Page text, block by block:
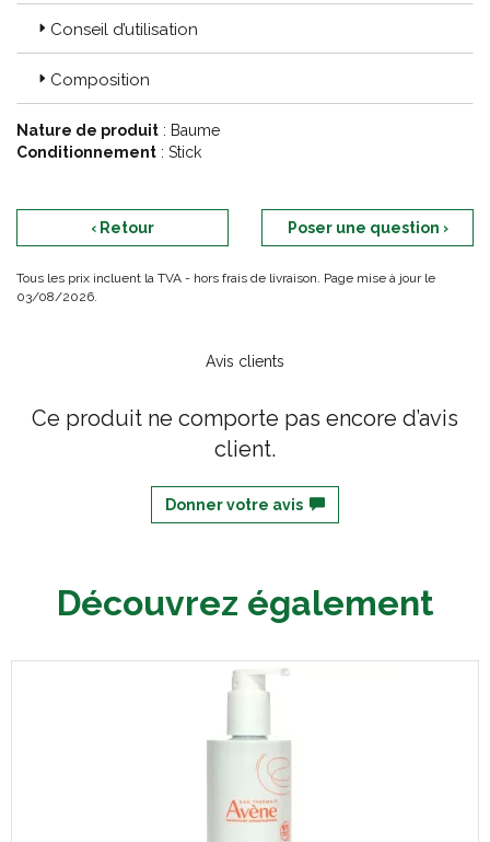
Conseil d’utilisation
Composition
Nature de produit : Baume
Conditionnement : Stick
‹ Retour Poser une question ›
Tous les prix incluent la TVA - hors frais de livraison. Page mise à jour le
03/08/2026.
Avis clients
Ce produit ne comporte pas encore d’avis
client.
Donner votre avis
Découvrez également